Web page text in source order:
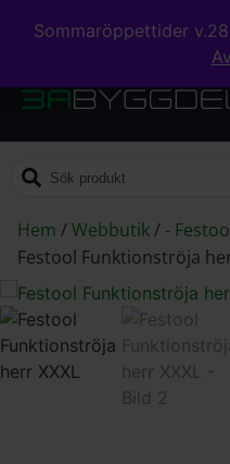
Sommaröppettider
Hem /Webbutik/ -
Festool Funktionströja